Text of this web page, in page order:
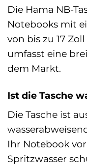
Die Hama NB-
Notebooks mit
von bis zu 17
umfasst eine
dem Markt.
Ist die Tasche
Die Tasche ist
Ihr Notebook
Spritzwasser